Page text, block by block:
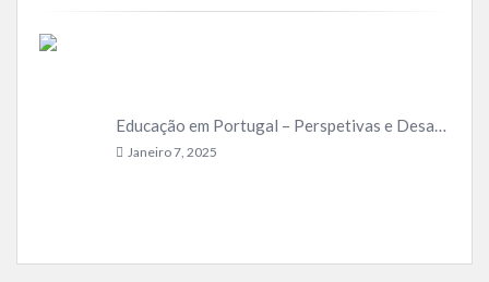
Educação em Portugal – Perspetivas e Desafios
Janeiro 7, 2025